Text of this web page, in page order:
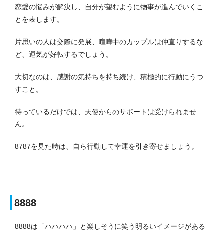
恋愛の悩みが解決し、自分が望むように物事が進んでいくこ
とを表します。
片思いの人は交際に発展、喧嘩中のカップルは仲直りするな
ど、運気が好転するでしょう。
大切なのは、感謝の気持ちを持ち続け、積極的に行動にうつ
すこと。
待っているだけでは、天使からのサポートは受けられませ
ん。
8787を見た時は、自ら行動して幸運を引き寄せましょう。
8888
8888は「ハハハハ」と楽しそうに笑う明るいイメージがある